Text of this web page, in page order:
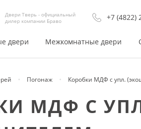
Двери Тверь - официальный
дилер компании Браво
+7 (4822)
двери
Россия
Межкомнатные двери
Погонаж Коробки МДФ с упл.
МДФ С